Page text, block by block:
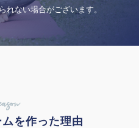
れない場合がございます。
を作った理由